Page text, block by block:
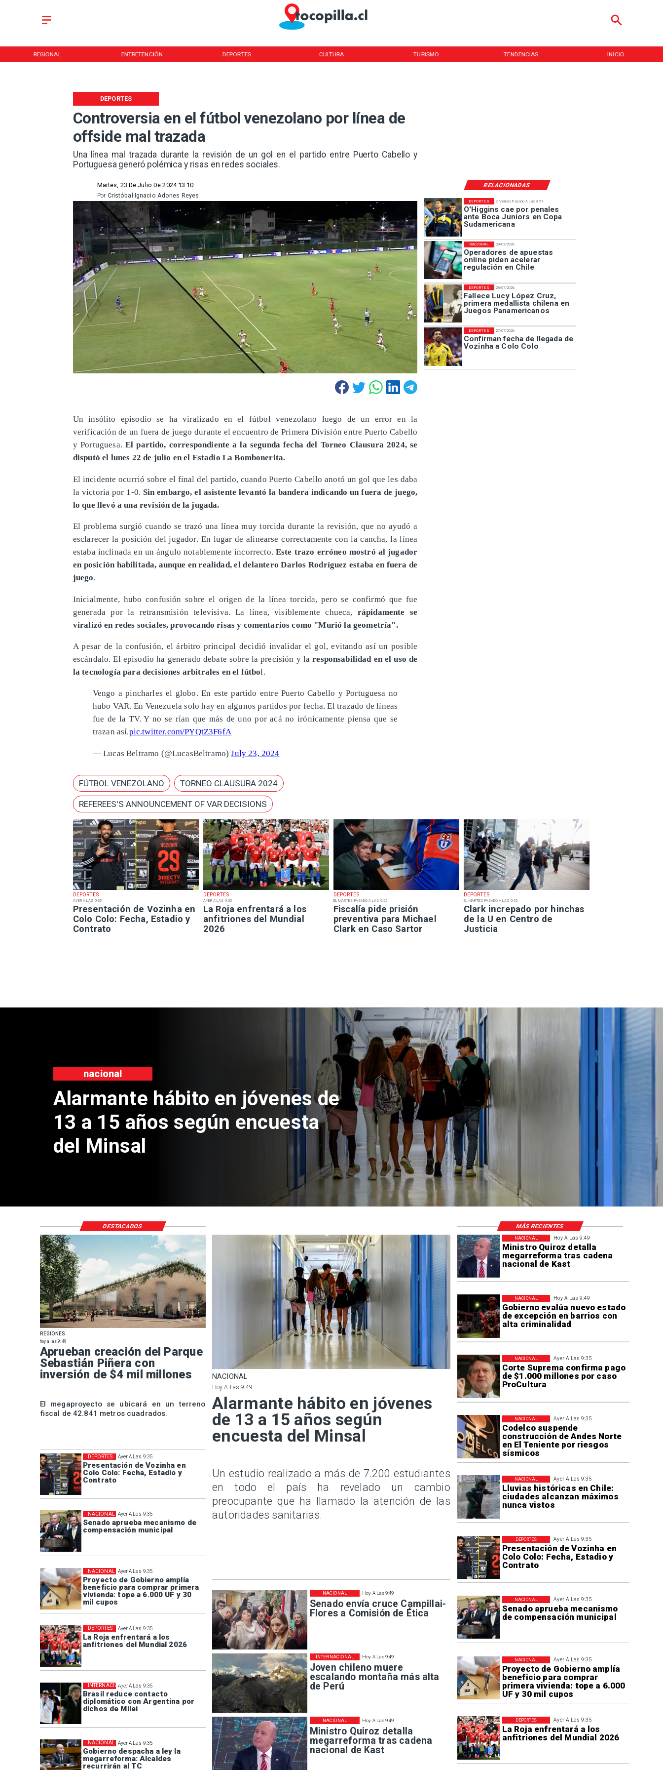
REGIONAL ENTRETENCIÓN DEPORTES CULTURA TURISMO TENDENCIAS INICIO
Controversia en el fútbol venezolano por línea de
offside mal trazada
​Una línea mal trazada durante la revisión de un gol en el partido entre Puerto Cabello y
Portuguesa generó polémica y risas en redes sociales.
DEPORTES
RELACIONADAS
Martes, 23 De Julio De 2024 13:10
Cristóbal Ignacio Adones Reyes
Por
DEPORTES
AYER A LAS 9:35
Presentación de Vozinha en
Colo Colo: Fecha, Estadio y
Contrato
DEPORTES
AYER A LAS 9:35
La Roja enfrentará a los
anfitriones del Mundial
2026
DEPORTES
EL MARTES PASADO A LAS 9:55
Fiscalía pide prisión
preventiva para Michael
Clark en Caso Sartor
DEPORTES
EL MARTES PASADO A LAS 9:55
Clark increpado por hinchas
de la U en Centro de
Justicia
El Viernes Pasado A Las 9:54
O'Higgins cae por penales
ante Boca Juniors en Copa
Sudamericana
DEPORTES
29/07/2026
Operadores de apuestas
online piden acelerar
regulación en Chile
NACIONAL
28/07/2026
Fallece Lucy López Cruz,
primera medallista chilena en
Juegos Panamericanos
DEPORTES
27/07/2026
Confirman fecha de llegada de
Vozinha a Colo Colo
DEPORTES
Un insólito episodio se ha viralizado en el fútbol venezolano luego de un error en la
verificación de un fuera de juego durante el encuentro de Primera División entre Puerto Cabello
y Portuguesa. El partido, correspondiente a la segunda fecha del Torneo Clausura 2024, se
disputó el lunes 22 de julio en el Estadio La Bombonerita.
El incidente ocurrió sobre el final del partido, cuando Puerto Cabello anotó un gol que les daba
la victoria por 1-0. Sin embargo, el asistente levantó la bandera indicando un fuera de juego,
lo que llevó a una revisión de la jugada.
El problema surgió cuando se trazó una línea muy torcida durante la revisión, que no ayudó a
esclarecer la posición del jugador. En lugar de alinearse correctamente con la cancha, la línea
estaba inclinada en un ángulo notablemente incorrecto. Este trazo erróneo mostró al jugador
en posición habilitada, aunque en realidad, el delantero Darlos Rodríguez estaba en fuera de
juego.
Inicialmente, hubo confusión sobre el origen de la línea torcida, pero se confirmó que fue
generada por la retransmisión televisiva. La línea, visiblemente chueca, rápidamente se
viralizó en redes sociales, provocando risas y comentarios como "Murió la geometría".
A pesar de la confusión, el árbitro principal decidió invalidar el gol, evitando así un posible
escándalo. El episodio ha generado debate sobre la precisión y laresponsabilidad en el uso de
la tecnología para decisiones arbitrales en el fútbol.
Vengo a pincharles el globo. En este partido entre Puerto Cabello y Portuguesa no
hubo VAR. En Venezuela solo hay en algunos partidos por fecha. El trazado de líneas
fue de la TV. Y no se rían que más de uno por acá no irónicamente piensa que se
trazan así.pic.twitter.com/PYQtZ3F6fA
— Lucas Beltramo (@LucasBeltramo)July 23, 2024
FÚTBOL VENEZOLANO TORNEO CLAUSURA 2024
REFEREES'S ANNOUNCEMENT OF VAR DECISIONS
Aprueban creación del Parque
Sebastián Piñera con inversión
de $4 mil millones
Regiones
Hoy A Las 9:49
Ministro Quiroz detalla
megarreforma tras cadena
nacional de Kast
NACIONAL
Hoy A Las 9:49
Gobierno evalúa nuevo estado
de excepción en barrios con
alta criminalidad
NACIONAL
Ayer A Las 9:35
Corte Suprema confirma pago
de $1.000 millones por caso
ProCultura
NACIONAL
Ayer A Las 9:35
Codelco suspende
construcción de Andes Norte
en El Teniente por riesgos
sísmicos
NACIONAL
Ayer A Las 9:35
Lluvias históricas en Chile:
ciudades alcanzan máximos
nunca vistos
NACIONAL
Ayer A Las 9:35
Presentación de Vozinha en
Colo Colo: Fecha, Estadio y
Contrato
DEPORTES
Ayer A Las 9:35
Senado aprueba mecanismo
de compensación municipal
NACIONAL
Ayer A Las 9:35
Proyecto de Gobierno amplía
beneficio para comprar
primera vivienda: tope a 6.000
UF y 30 mil cupos
NACIONAL
Ayer A Las 9:35
La Roja enfrentará a los
anfitriones del Mundial 2026
DEPORTES
Ayer A Las 9:35
Presentación de Vozinha en
Colo Colo: Fecha, Estadio y
Contrato
DEPORTES
Ayer A Las 9:35
Senado aprueba mecanismo de
compensación municipal
NACIONAL
Ayer A Las 9:35
Proyecto de Gobierno amplía
beneficio para comprar primera
vivienda: tope a 6.000 UF y 30
mil cupos
NACIONAL
Ayer A Las 9:35
La Roja enfrentará a los
anfitriones del Mundial 2026
DEPORTES
Ayer A Las 9:35
Brasil reduce contacto
diplomático con Argentina por
dichos de Milei
INTERNACIONAL
Ayer A Las 9:35
Gobierno despacha a ley la
megarreforma: Alcaldes
recurrirán al TC
NACIONAL
Hoy A Las 9:49
Senado envía cruce Campillai-
Flores a Comisión de Ética
NACIONAL
Hoy A Las 9:49
Joven chileno muere
escalando montaña más alta
de Perú
INTERNACIONAL
Hoy A Las 9:49
Ministro Quiroz detalla
megarreforma tras cadena
nacional de Kast
NACIONAL
REGIONES
hoy a las 9:49
Aprueban creación del Parque
Sebastián Piñera con
inversión de $4 mil millones
El megaproyecto se ubicará en un terreno
fiscal de 42.841 metros cuadrados.
NACIONAL
Hoy A Las 9:49
Alarmante hábito en jóvenes
de 13 a 15 años según
encuesta del Minsal
Un estudio realizado a más de 7.200 estudiantes
en todo el país ha revelado un cambio
preocupante que ha llamado la atención de las
autoridades sanitarias.
DESTACADOS MÁS RECIENTES